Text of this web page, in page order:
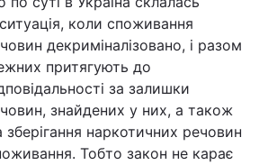
коли споживання
декриміналізовано, і разом
притягують до
за залишки
знайдених у них, а також
наркотичних речовин
Тобто закон не карає